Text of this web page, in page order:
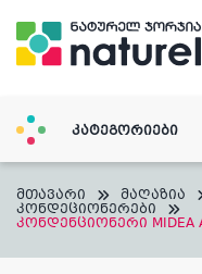
content
კატეგორიები
მთავარი მაღაზია
კონდეციონერები
კონდენციონერი MIDEA